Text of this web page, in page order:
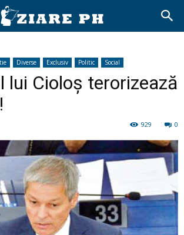
Diverse Exclusiv Politic Social
lui Cioloș terorizează
0
929